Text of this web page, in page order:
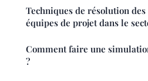
Techniques de résolution
équipes de projet dans le
Comment faire une
?